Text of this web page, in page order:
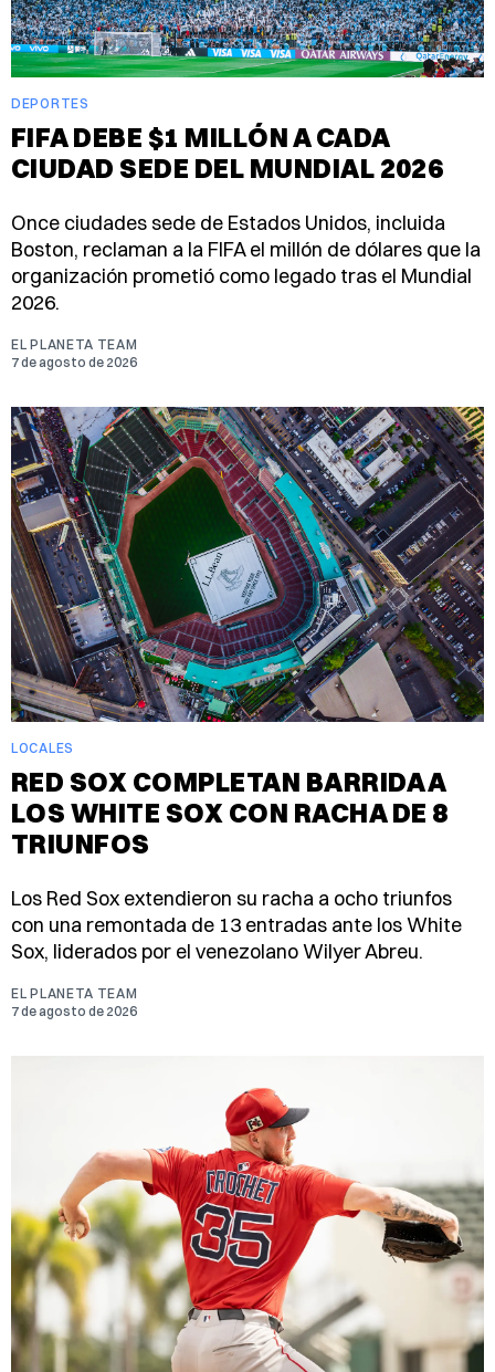
DEPORTES
FIFA DEBE $1 MILLÓN A CADA
CIUDAD SEDE DEL MUNDIAL 2026
Once ciudades sede de Estados Unidos, incluida
Boston, reclaman a la FIFA el millón de dólares que la
organización prometió como legado tras el Mundial
2026.
EL PLANETA TEAM
7 de agosto de 2026
LOCALES
RED SOX COMPLETAN BARRIDA A
LOS WHITE SOX CON RACHA DE 8
TRIUNFOS
Los Red Sox extendieron su racha a ocho triunfos
con una remontada de 13 entradas ante los White
Sox, liderados por el venezolano Wilyer Abreu.
EL PLANETA TEAM
7 de agosto de 2026